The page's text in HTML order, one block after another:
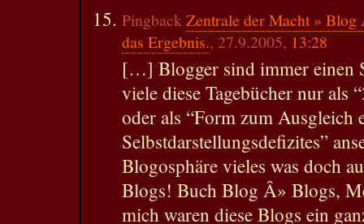
PingbackZentrale der Macht »
das Ergebnis., 27.9.2005, 13:28
[…] Blogger sind immer einen
viele diese Tagebücher nur als
oder als “Form zum Ausgleich
Selbstdarstellungsdefizites”
Blogosphäre vieles was doch
Blogs! Buch Blog Â» Blogs,
mich waren diese Blogs ein